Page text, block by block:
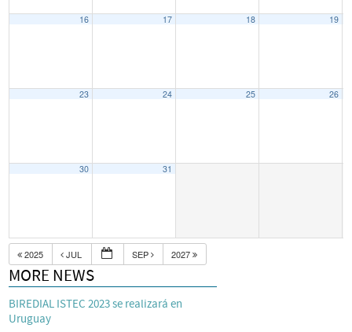
16 17 18 19
23 24 25 26
30 31
2025 JUL SEP 2027
MORE NEWS
BIREDIAL ISTEC 2023 se realizará en
Uruguay